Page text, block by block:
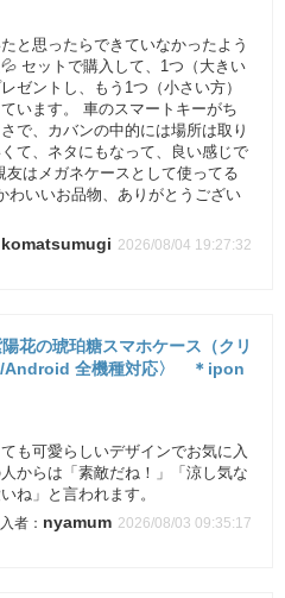
と思ったらできていなかったよう
セットで購入して、1つ（大きい
ゼントし、もう1つ（小さい方）
います。 車のスマートキーがち
で、カバンの中的には場所は取り
て、ネタにもなって、良い感じで
友はメガネケースとして使ってる
わいいお品物、ありがとうござい
komatsumugi 2026/08/04 19:27:32
花の琥珀糖スマホケース（クリ
Android 全機種対応〉 ＊ipon
も可愛らしいデザインでお気に入
からは「素敵だね！」「涼し気な
ね」と言われます。
nyamum 2026/08/03 09:35:17